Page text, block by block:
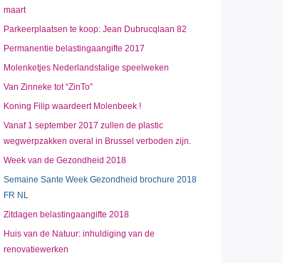
maart
Parkeerplaatsen te koop: Jean Dubrucqlaan 82
Permanentie belastingaangifte 2017
Molenketjes Nederlandstalige speelweken
Van Zinneke tot “ZinTo”
Koning Filip waardeert Molenbeek !
Vanaf 1 september 2017 zullen de plastic
wegwerpzakken overal in Brussel verboden zijn.
Week van de Gezondheid 2018
Semaine Sante Week Gezondheid brochure 2018
FR NL
Zitdagen belastingaangifte 2018
Huis van de Natuur: inhuldiging van de
renovatiewerken